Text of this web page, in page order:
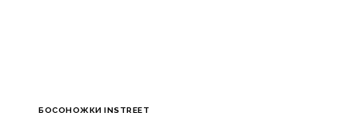
БОСОНОЖКИ INSTREET